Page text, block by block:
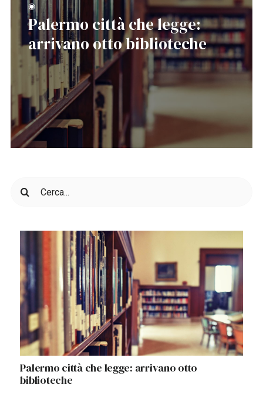
◉
Palermo città che legge:
arrivano otto biblioteche
per:
Palermo città che legge: arrivano otto
biblioteche